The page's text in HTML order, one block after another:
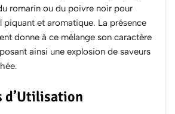
romarin ou du poivre noir pour
piquant et aromatique. La présence
donne à ce mélange son caractère
ainsi une explosion de saveurs
d’Utilisation